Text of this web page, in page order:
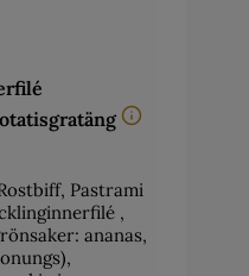
Pastrami
,
ananas,